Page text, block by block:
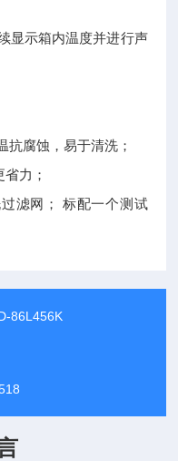
显示箱内温度并进行声
抗腐蚀，易于清洗；
力；
滤网； 标配一个测试
86L456K